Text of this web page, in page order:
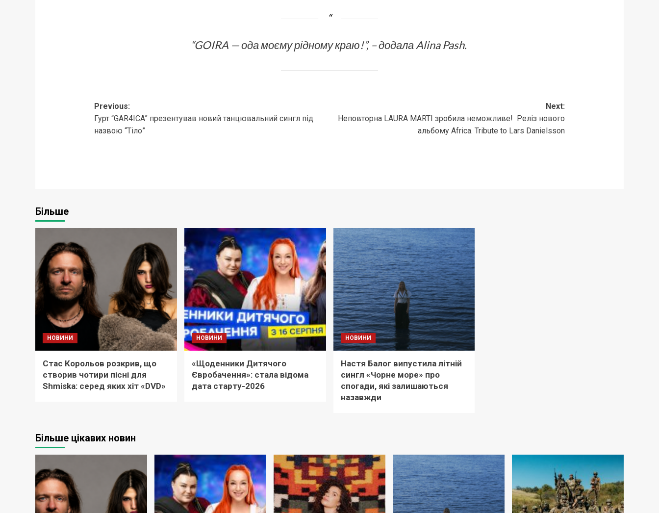
“GOIRA — ода моєму рідному краю!”, – додала Alina Pash.
Post
navigation
Previous:
Гурт “GAR4ICA” презентував новий танцювальний сингл під
назвою “Тіло”
Next:
Неповторна LAURA MARTI зробила неможливе! Реліз нового
альбому Africa. Tribute to Lars Danielsson
Більше
НОВИНИ
Стас Корольов розкрив, що
створив чотири пісні для
Shmiska: серед яких хіт «DVD»
НОВИНИ
«Щоденники Дитячого
Євробачення»: стала відома
дата старту-2026
НОВИНИ
Настя Балог випустила літній
сингл «Чорне море» про
спогади, які залишаються
назавжди
Більше цікавих новин